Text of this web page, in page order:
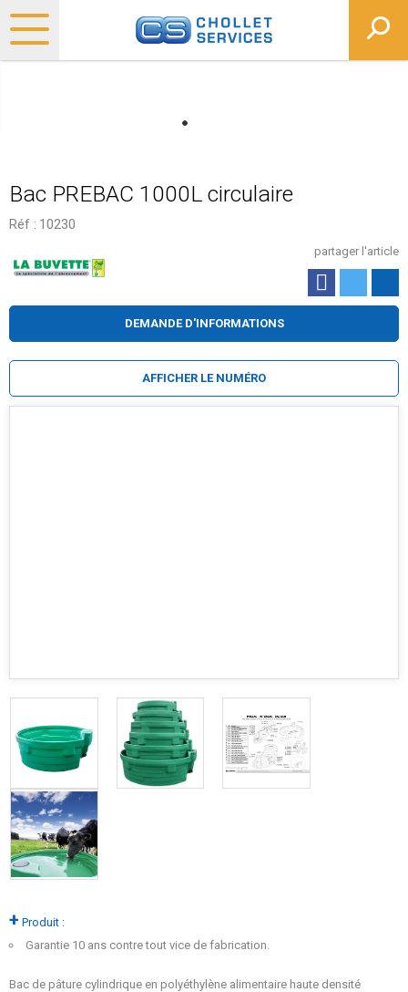
Bac PREBAC 1000L circulaire
Réf : 10230
+ Produit :
Garantie 10 ans contre tout vice de fabrication.
partager l'article
Bac de pâture cylindrique en polyéthylène alimentaire haute densité
DEMANDE D'INFORMATIONS
AFFICHER LE NUMÉRO